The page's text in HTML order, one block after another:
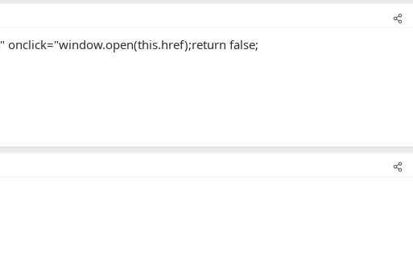
" onclick="window.open(this.href);return false;